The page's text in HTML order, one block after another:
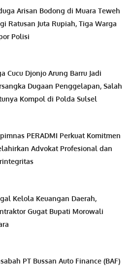
Arisan Bodong di Muara Teweh
Ratusan Juta Rupiah, Tiga Warga
Polisi
Cucu Djonjo Arung Barru Jadi
Dugaan Penggelapan, Salah
Kompol di Polda Sulsel
PERADMI Perkuat Komitmen
Advokat Profesional dan
Kelola Keuangan Daerah,
Gugat Bupati Morowali
PT Bussan Auto Finance (BAF)